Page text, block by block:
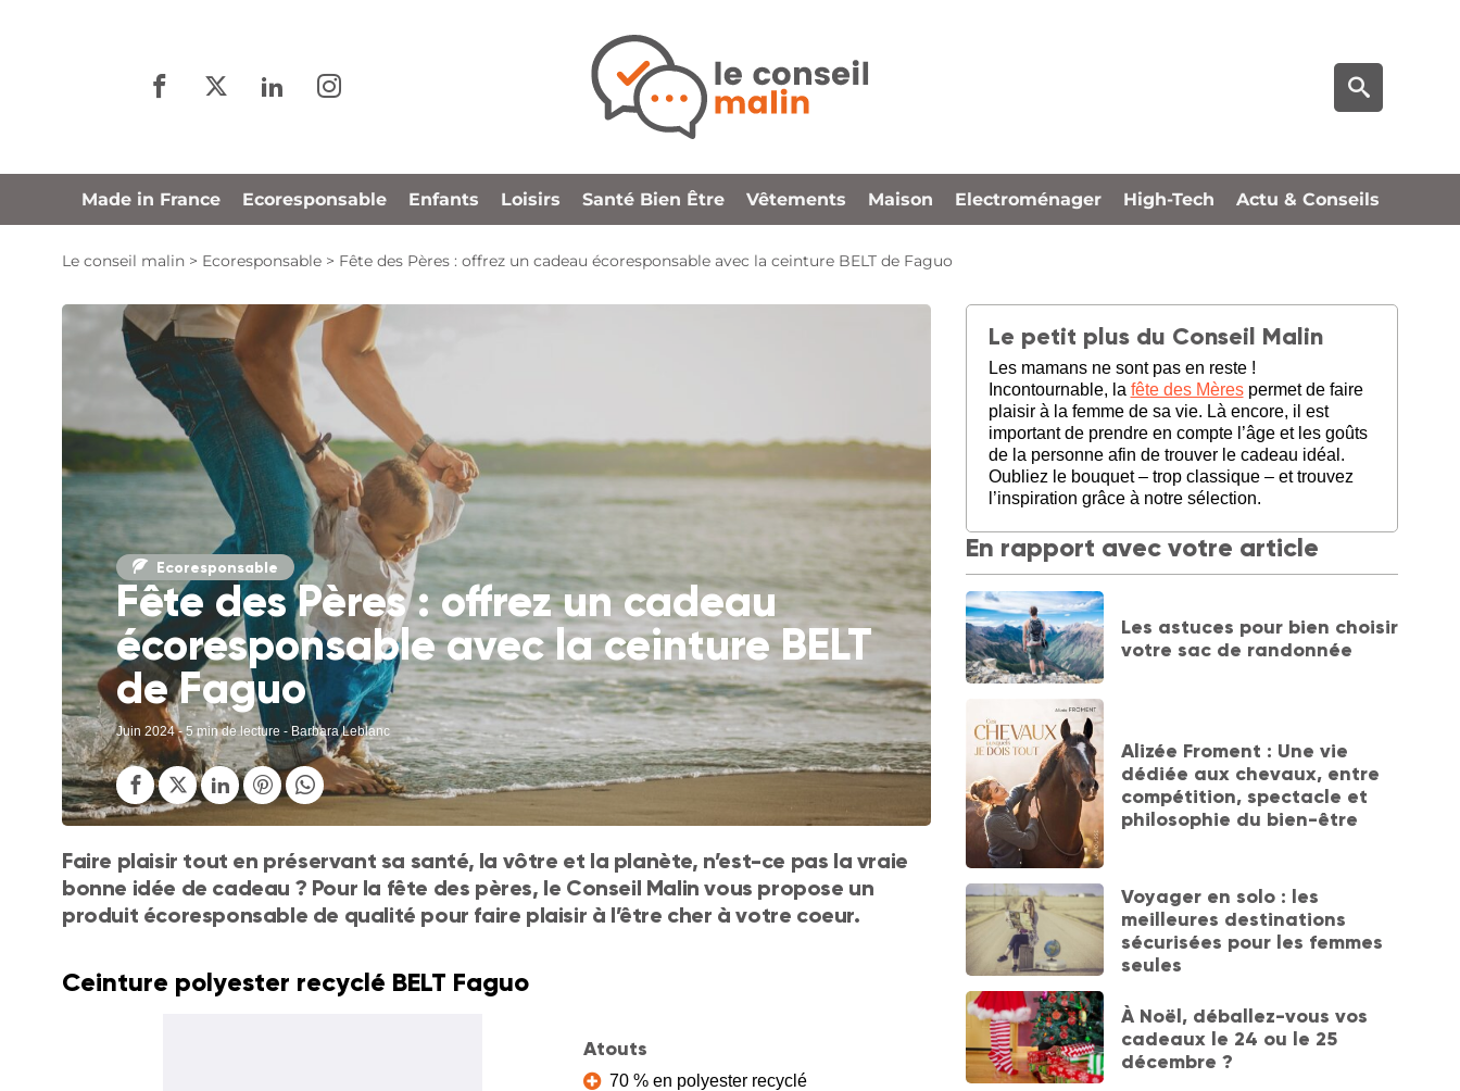
Made in France Ecoresponsable Enfants Loisirs Santé Bien Être Vêtements Maison Electroménager High-Tech Actu & Conseils
Le conseil malin > Ecoresponsable > Fête des Pères : offrez un cadeau écoresponsable avec la ceinture BELT de Faguo
Ecoresponsable
Fête des Pères : offrez un cadeau
écoresponsable avec la ceinture BELT
de Faguo
Juin 2024- 5 min de lecture - Barbara Leblanc
Faire plaisir tout en préservant sa santé, la vôtre et la planète, n’est-ce pas la vraie
bonne idée de cadeau ? Pour la fête des pères, le Conseil Malin vous propose un
produit écoresponsable de qualité pour faire plaisir à l’être cher à votre coeur.
Ceinture polyester recyclé BELT Faguo
Atouts
70 % en polyester recyclé
Le petit plus du Conseil Malin
Les mamans ne sont pas en reste !
Incontournable, la fête des Mèrespermet de faire
plaisir à la femme de sa vie. Là encore, il est
important de prendre en compte l’âge et les goûts
de la personne afin de trouver le cadeau idéal.
Oubliez le bouquet – trop classique – et trouvez
l’inspiration grâce à notre sélection.
En rapport avec votre article
Les astuces pour bien choisir
votre sac de randonnée
Alizée Froment : Une vie
dédiée aux chevaux, entre
compétition, spectacle et
philosophie du bien-être
Voyager en solo : les
meilleures destinations
sécurisées pour les femmes
seules
À Noël, déballez-vous vos
cadeaux le 24 ou le 25
décembre ?